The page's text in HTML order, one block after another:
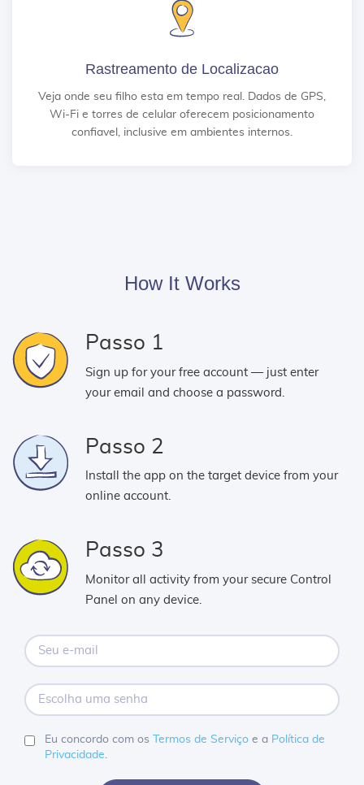
Rastreamento de Localizacao
Veja onde seu filho esta em tempo real. Dados de GPS,
Wi-Fi e torres de celular oferecem posicionamento
confiavel, inclusive em ambientes internos.
How It Works
Passo 1
Sign up for your free account — just enter
your email and choose a password.
Passo 2
Install the app on the target device from your
online account.
Passo 3
Monitor all activity from your secure Control
Panel on any device.
Eu concordo com os Termos de Serviçoe a Política de
Privacidade